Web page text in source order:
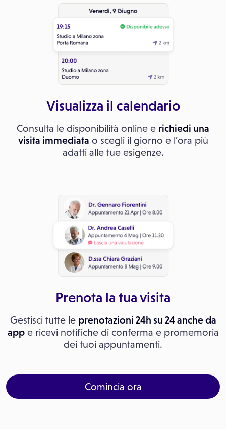
Visualizza il calendario
Consulta le disponibilità online e richiedi una
visita immediata o scegli il giorno e l’ora più
adatti alle tue esigenze.
Prenota la tua visita
Gestisci tutte le prenotazioni 24h su 24 anche da
appe ricevi notifiche di conferma e promemoria
dei tuoi appuntamenti.
Comincia ora